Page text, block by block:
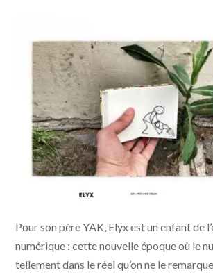
Pour son père YAK, Elyx est un enfant de
numérique : cette nouvelle époque où le
tellement dans le réel qu’on ne le